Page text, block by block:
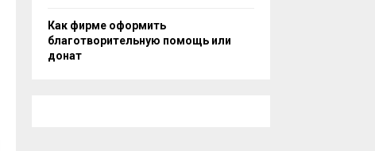
Как фирме оформить
благотворительную помощь или
донат